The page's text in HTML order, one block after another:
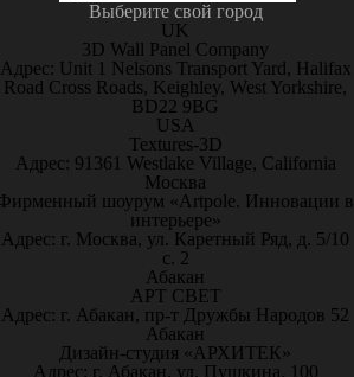
Выберите свой город
UK
3D Wall Panel Company
Адрес: Unit 1 Nelsons Transport Yard, Halifax
Road Cross Roads, Keighley, West Yorkshire,
BD22 9BG
USA
Textures-3D
Адрес: 91361 Westlake Village, California
Москва
шоурум «Artpole. Инновации в
интерьере»
Адрес: г. Москва, ул. Каретный Ряд, д. 5/10
с. 2
Абакан
АРТ СВЕТ
Адрес: г. Абакан, пр-т Дружбы Народов 52
Абакан
Дизайн-студия «АРХИТЕК»
Адрес: г. Абакан, ул. Пушкина, 100